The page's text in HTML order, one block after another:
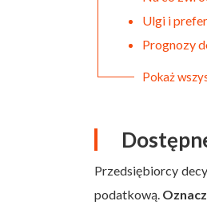
Ulgi i
Prognozy
Pokaż
Przedsiębiorcy
podatkową.